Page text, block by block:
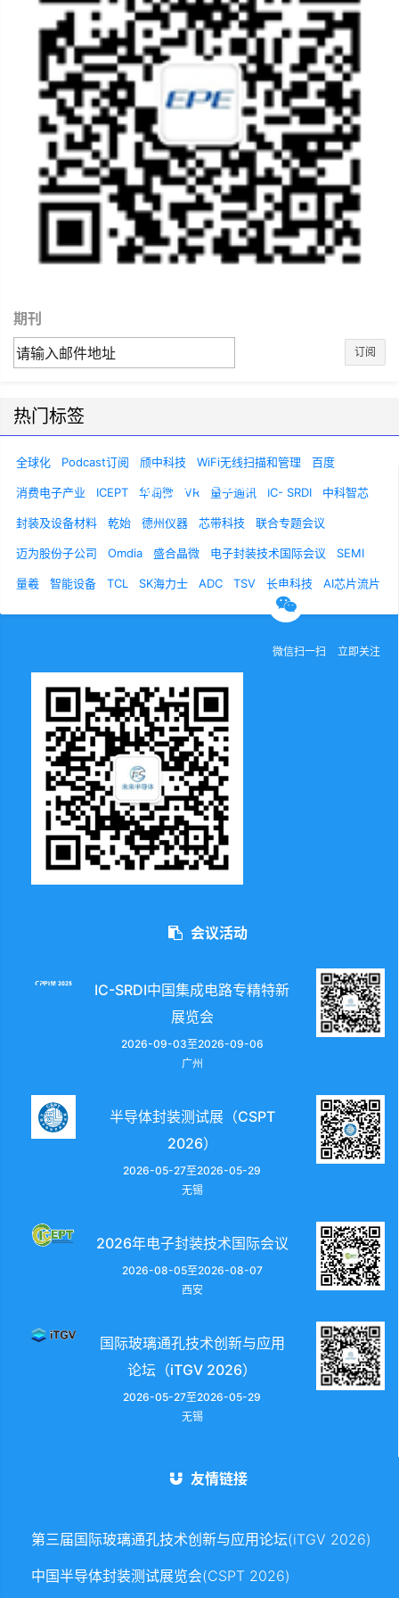
期刊
订阅
热门标签
全球化 Podcast订阅 颀中科技 WiFi无线扫描和管理 百度
消费电子产业 ICEPT 华润微 VR 量子通讯 IC- SRDI 中科智芯
封装及设备材料 乾始 德州仪器 芯带科技 联合专题会议
迈为股份子公司 Omdia 盛合晶微 电子封装技术国际会议 SEMI
量羲 智能设备 TCL SK海力士 ADC TSV 长电科技 AI芯片流片
微信扫一扫 立即关注
会议活动
IC-SRDI中国集成电路专精特新
展览会
2026-09-03至2026-09-06
广州
半导体封装测试展（CSPT
2026）
2026-05-27至2026-05-29
无锡
2026年电子封装技术国际会议
2026-08-05至2026-08-07
西安
国际玻璃通孔技术创新与应用
论坛（iTGV 2026）
2026-05-27至2026-05-29
无锡
友情链接
第三届国际玻璃通孔技术创新与应用论坛(iTGV 2026)
中国半导体封装测试展览会(CSPT 2026)